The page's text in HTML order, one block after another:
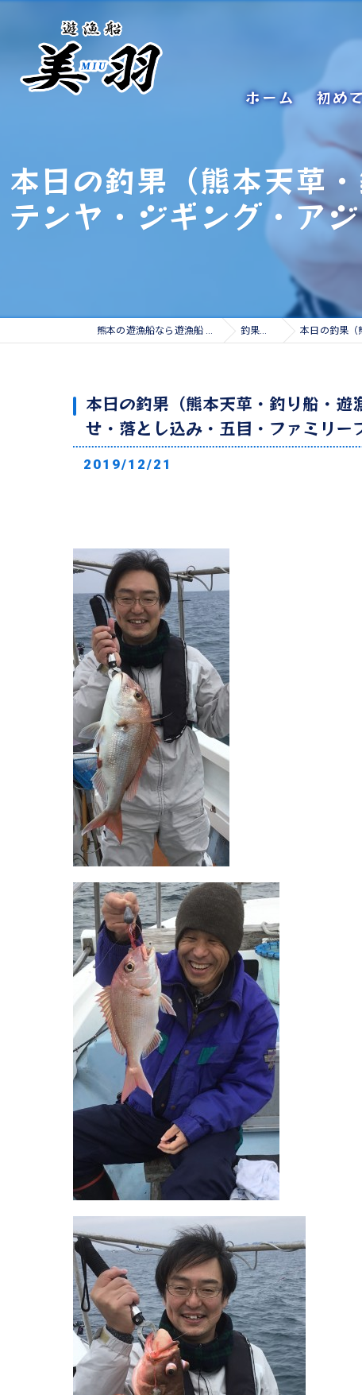
ホーム 初め
本日の釣果（熊本天草
テンヤ・ジギング・ア
熊本の遊漁船なら遊漁船 美羽 釣果情報 本日の釣果（
本日の釣果（熊本天草・釣り船・
せ・落とし込み・五目・ファミリー
2019/12/21